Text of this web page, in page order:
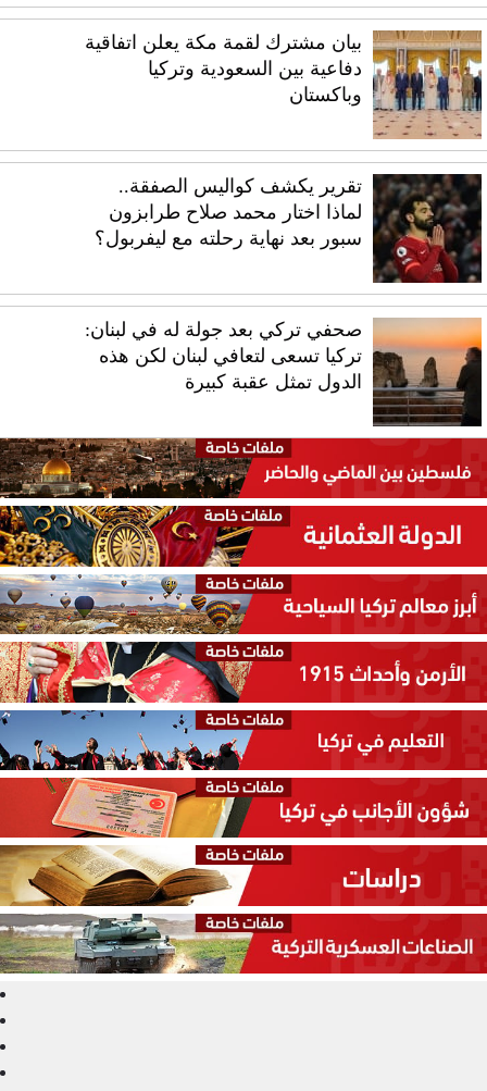
بيان مشترك لقمة مكة يعلن اتفاقية
دفاعية بين السعودية وتركيا
وباكستان
تقرير يكشف كواليس الصفقة..
لماذا اختار محمد صلاح طرابزون
سبور بعد نهاية رحلته مع ليفربول؟
صحفي تركي بعد جولة له في لبنان:
تركيا تسعى لتعافي لبنان لكن هذه
الدول تمثل عقبة كبيرة